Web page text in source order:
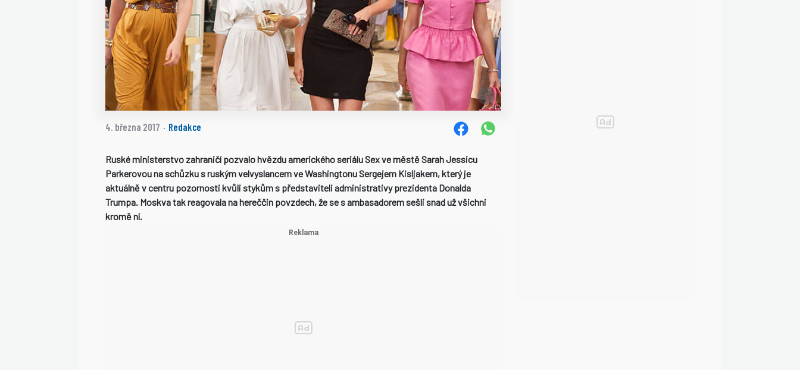
4. března 2017 · Redakce
Ruské ministerstvo zahraničí pozvalo hvězdu amerického seriálu Sex ve městě Sarah Jessicu
Parkerovou na schůzku s ruským velvyslancem ve Washingtonu Sergejem Kisljakem, který je
aktuálně v centru pozornosti kvůli stykům s představiteli administrativy prezidenta Donalda
Trumpa. Moskva tak reagovala na hereččin povzdech, že se s ambasadorem sešli snad už všichni
kromě ní.